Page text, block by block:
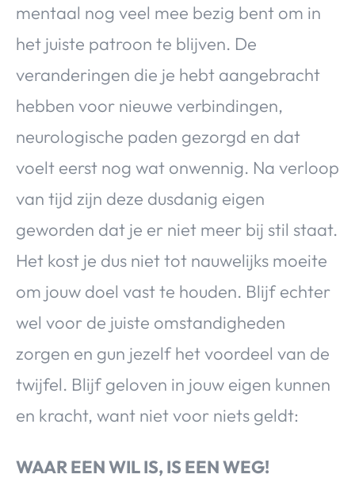
mentaal nog veel mee bezig bent om in
het juiste patroon te blijven. De
veranderingen die je hebt aangebracht
hebben voor nieuwe verbindingen,
neurologische paden gezorgd en dat
voelt eerst nog wat onwennig. Na verloop
van tijd zijn deze dusdanig eigen
geworden dat je er niet meer bij stil staat.
Het kost je dus niet tot nauwelijks moeite
om jouw doel vast te houden. Blijf echter
wel voor de juiste omstandigheden
zorgen en gun jezelf het voordeel van de
twijfel. Blijf geloven in jouw eigen kunnen
en kracht, want niet voor niets geldt:
WAAR EEN WIL IS, IS EEN WEG!